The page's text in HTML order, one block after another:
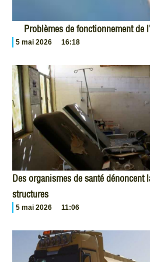
Problèmes de fonctionnement de
5 mai 2026 16:18
Des organismes de santé dénoncent
structures
5 mai 2026 11:06